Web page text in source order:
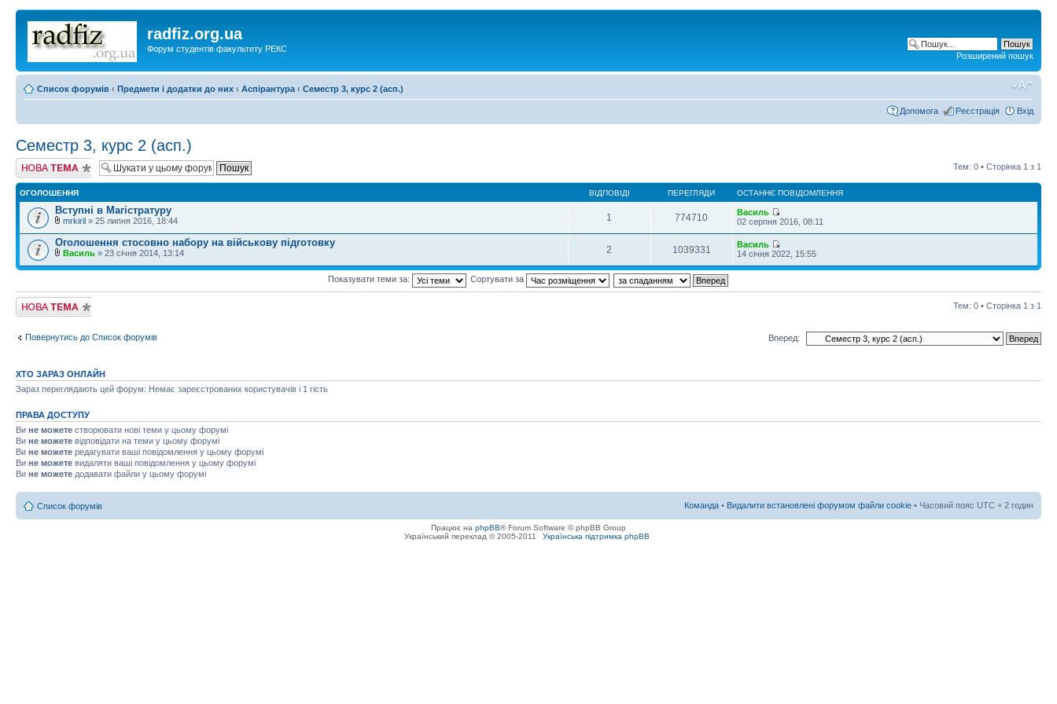
radfiz.org.ua
Форум студентів факультету РЕКС
Розширений пошук
Список форумів ‹ Предмети і додатки до них ‹ Аспірантура ‹ Семестр 3, курс 2 (асп.)
Допомога Реєстрація Вхід
Семестр 3, курс 2 (асп.)
Створити нову
тему
Тем: 0 • Сторінка 1 з 1
ОГОЛОШЕННЯ ВІДПОВІДІ ПЕРЕГЛЯДИ ОСТАННЄ ПОВІДОМЛЕННЯ
Вступні в Магістратуру
mrkiril » 25 липня 2016, 18:44 1 774710
Василь
02 серпня 2016, 08:11
Оголошення стосовно набору на військову підготовку
Василь » 23 січня 2014, 13:14 2 1039331
Василь
14 січня 2022, 15:55
Показувати теми за: Сортувати за
Створити нову
тему
Тем: 0 • Сторінка 1 з 1
Повернутись до Список форумів Вперед:
ХТО ЗАРАЗ ОНЛАЙН
Зараз переглядають цей форум: Немає зареєстрованих користувачів і 1 гість
ПРАВА ДОСТУПУ
Ви не можете створювати нові теми у цьому форумі
Ви не можете відповідати на теми у цьому форумі
Ви не можете редагувати ваші повідомлення у цьому форумі
Ви не можете видаляти ваші повідомлення у цьому форумі
Ви не можете додавати файли у цьому форумі
Список форумів Команда • Видалити встановлені форумом файли cookie • Часовий пояс UTC + 2 годин
Працює на phpBB® Forum Software © phpBB Group
Український переклад © 2005-2011
Українська підтримка phpBB